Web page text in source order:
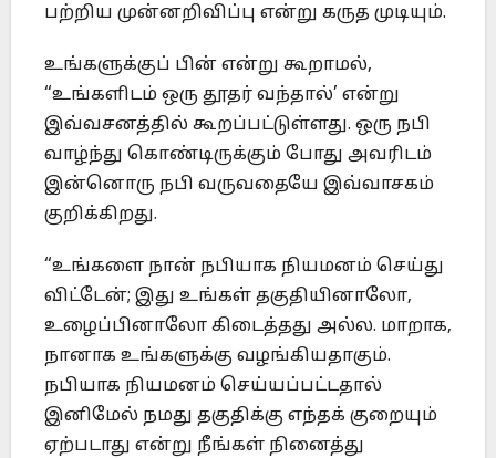
பற்றிய முன்னறிவிப்பு என்று கருத முடியும்.
உங்களுக்குப் பின் என்று கூறாமல்,
“உங்களிடம் ஒரு தூதர் வந்தால்’ என்று
இவ்வசனத்தில் கூறப்பட்டுள்ளது. ஒரு நபி
வாழ்ந்து கொண்டிருக்கும் போது அவரிடம்
இன்னொரு நபி வருவதையே இவ்வாசகம்
குறிக்கிறது.
“உங்களை நான் நபியாக நியமனம் செய்து
விட்டேன்; இது உங்கள் தகுதியினாலோ,
உழைப்பினாலோ கிடைத்தது அல்ல. மாறாக,
நானாக உங்களுக்கு வழங்கியதாகும்.
நபியாக நியமனம் செய்யப்பட்டதால்
இனிமேல் நமது தகுதிக்கு எந்தக் குறையும்
ஏற்படாது என்று நீங்கள் நினைத்து